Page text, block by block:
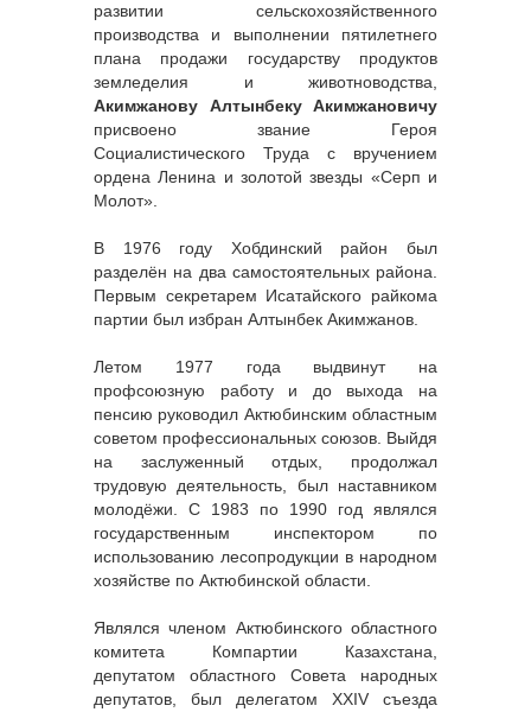
развитии сельскохозяйственного
производства и выполнении пятилетнего
плана продажи государству продуктов
земледелия и животноводства,
Акимжанову Алтынбеку Акимжановичу
присвоено звание Героя
Социалистического Труда с вручением
ордена Ленина и золотой звезды «Серп и
Молот».
В 1976 году Хобдинский район был
разделён на два самостоятельных района.
Первым секретарем Исатайского райкома
партии был избран Алтынбек Акимжанов.
Летом 1977 года выдвинут на
профсоюзную работу и до выхода на
пенсию руководил Актюбинским областным
советом профессиональных союзов. Выйдя
на заслуженный отдых, продолжал
трудовую деятельность, был наставником
молодёжи. С 1983 по 1990 год являлся
государственным инспектором по
использованию лесопродукции в народном
хозяйстве по Актюбинской области.
Являлся членом Актюбинского областного
комитета Компартии Казахстана,
депутатом областного Совета народных
депутатов, был делегатом XXIV съезда